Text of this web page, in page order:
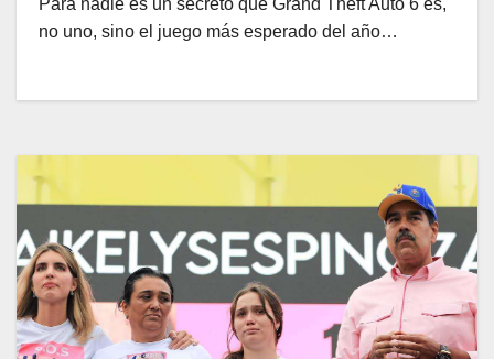
Para nadie es un secreto que Grand Theft Auto 6 es,
no uno, sino el juego más esperado del año…